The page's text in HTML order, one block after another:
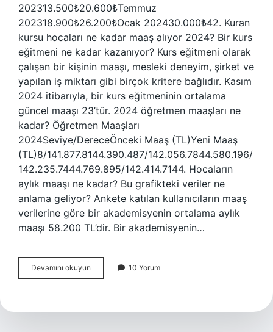
202313.500₺20.600₺Temmuz
202318.900₺26.200₺Ocak 202430.000₺42. Kuran
kursu hocaları ne kadar maaş alıyor 2024? Bir kurs
eğitmeni ne kadar kazanıyor? Kurs eğitmeni olarak
çalışan bir kişinin maaşı, mesleki deneyim, şirket ve
yapılan iş miktarı gibi birçok kritere bağlıdır. Kasım
2024 itibarıyla, bir kurs eğitmeninin ortalama
güncel maaşı 23’tür. 2024 öğretmen maaşları ne
kadar? Öğretmen Maaşları
2024Seviye/DereceÖnceki Maaş (TL)Yeni Maaş
(TL)8/141.877.8144.390.487/142.056.7844.580.196/
142.235.7444.769.895/142.414.7144. Hocaların
aylık maaşı ne kadar? Bu grafikteki veriler ne
anlama geliyor? Ankete katılan kullanıcıların maaş
verilerine göre bir akademisyenin ortalama aylık
maaşı 58.200 TL’dir. Bir akademisyenin…
Devamını okuyun
Hocaları
Maaş
10 Yorum